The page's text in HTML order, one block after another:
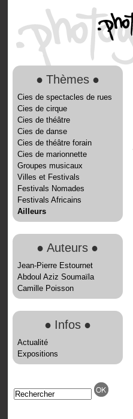
● Thèmes ●
Cies de spectacles de rues
Cies de cirque
Cies de théâtre
Cies de danse
Cies de théâtre forain
Cies de marionnette
Groupes musicaux
Villes et Festivals
Festivals Nomades
Festivals Africains
Ailleurs
● Auteurs ●
Jean-Pierre Estournet
Abdoul Aziz Soumaïla
Camille Poisson
● Infos ●
Actualité
Expositions